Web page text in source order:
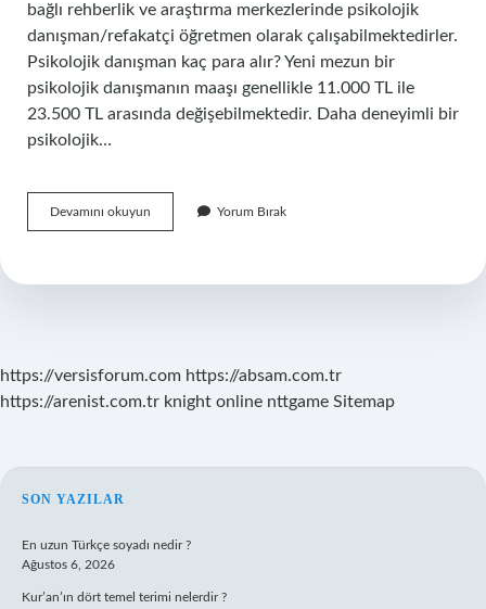
bağlı rehberlik ve araştırma merkezlerinde psikolojik
danışman/refakatçi öğretmen olarak çalışabilmektedirler.
Psikolojik danışman kaç para alır? Yeni mezun bir
psikolojik danışmanın maaşı genellikle 11.000 TL ile
23.500 TL arasında değişebilmektedir. Daha deneyimli bir
psikolojik…
Devamını okuyun
Ne
Alır
Yorum Bırak
https://versisforum.com https://absam.com.tr
https://arenist.com.tr knight online nttgame Sitemap
SIDEBAR
SON YAZILAR
En uzun Türkçe soyadı nedir ?
Ağustos 6, 2026
Kur’an’ın dört temel terimi nelerdir ?